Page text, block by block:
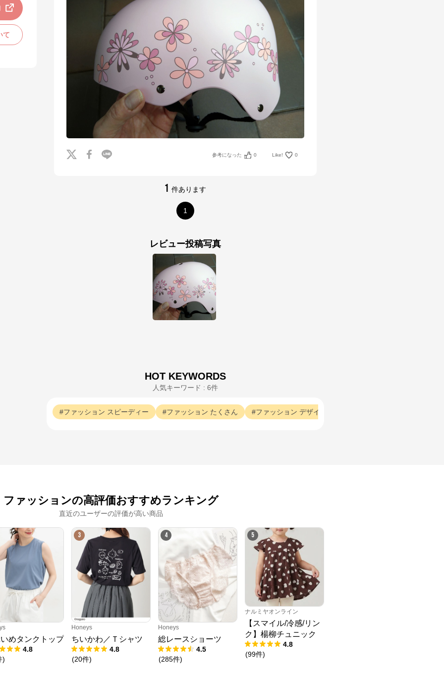
て
参考になった 0 Like! 0
1 件あります
1
レビュー投稿写真
HOT KEYWORDS
人気キーワード : 6件
ファッション スピーディー ファッション たくさん ファッション デザイン
ファッションの高評価おすすめランキング
直近のユーザーの評価が高い商品
めタンクトップ
4.8
)
3
Honeys
ちいかわ／Ｔシャツ
4.8
(20件)
4
Honeys
総レースショーツ
4.5
(285件)
5
ナルミヤオンライン
【スマイル/冷感/リン
ク】楊柳チュニック
4.8
(99件)
クロスプラス オンラインストア